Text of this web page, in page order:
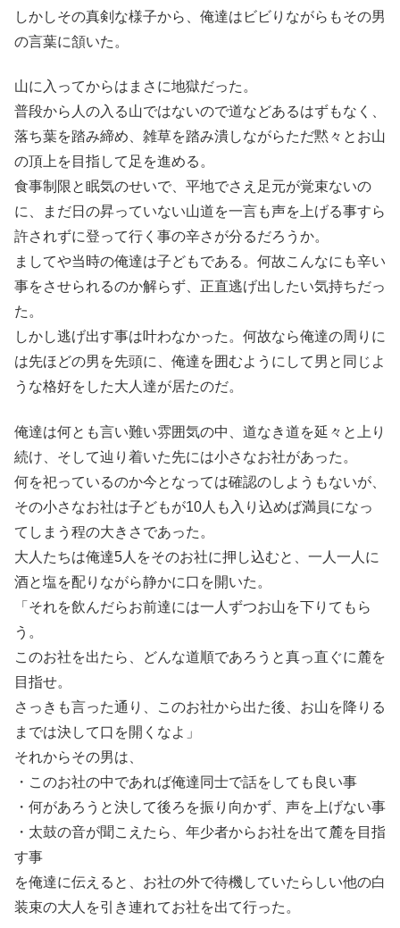
しかしその真剣な様子から、俺達はビビりながらもその男
の言葉に頷いた。
山に入ってからはまさに地獄だった。
普段から人の入る山ではないので道などあるはずもなく、
落ち葉を踏み締め、雑草を踏み潰しながらただ黙々とお山
の頂上を目指して足を進める。
食事制限と眠気のせいで、平地でさえ足元が覚束ないの
に、まだ日の昇っていない山道を一言も声を上げる事すら
許されずに登って行く事の辛さが分るだろうか。
ましてや当時の俺達は子どもである。何故こんなにも辛い
事をさせられるのか解らず、正直逃げ出したい気持ちだっ
た。
しかし逃げ出す事は叶わなかった。何故なら俺達の周りに
は先ほどの男を先頭に、俺達を囲むようにして男と同じよ
うな格好をした大人達が居たのだ。
俺達は何とも言い難い雰囲気の中、道なき道を延々と上り
続け、そして辿り着いた先には小さなお社があった。
何を祀っているのか今となっては確認のしようもないが、
その小さなお社は子どもが10人も入り込めば満員になっ
てしまう程の大きさであった。
大人たちは俺達5人をそのお社に押し込むと、一人一人に
酒と塩を配りながら静かに口を開いた。
「それを飲んだらお前達には一人ずつお山を下りてもら
う。
このお社を出たら、どんな道順であろうと真っ直ぐに麓を
目指せ。
さっきも言った通り、このお社から出た後、お山を降りる
までは決して口を開くなよ」
それからその男は、
・このお社の中であれば俺達同士で話をしても良い事
・何があろうと決して後ろを振り向かず、声を上げない事
・太鼓の音が聞こえたら、年少者からお社を出て麓を目指
す事
を俺達に伝えると、お社の外で待機していたらしい他の白
装束の大人を引き連れてお社を出て行った。